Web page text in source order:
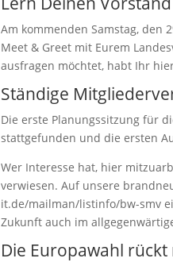
Am kommenden Samstag, den
Meet & Greet mit Eurem
ausfragen möchtet, habt Ihr
Ständige
Die erste Planungssitzung für
stattgefunden und die ersten
Wer Interesse hat, hier
verwiesen. Auf unsere
it.de/mailman/listinfo/bw-smv
Zukunft auch im
Die Europawahl